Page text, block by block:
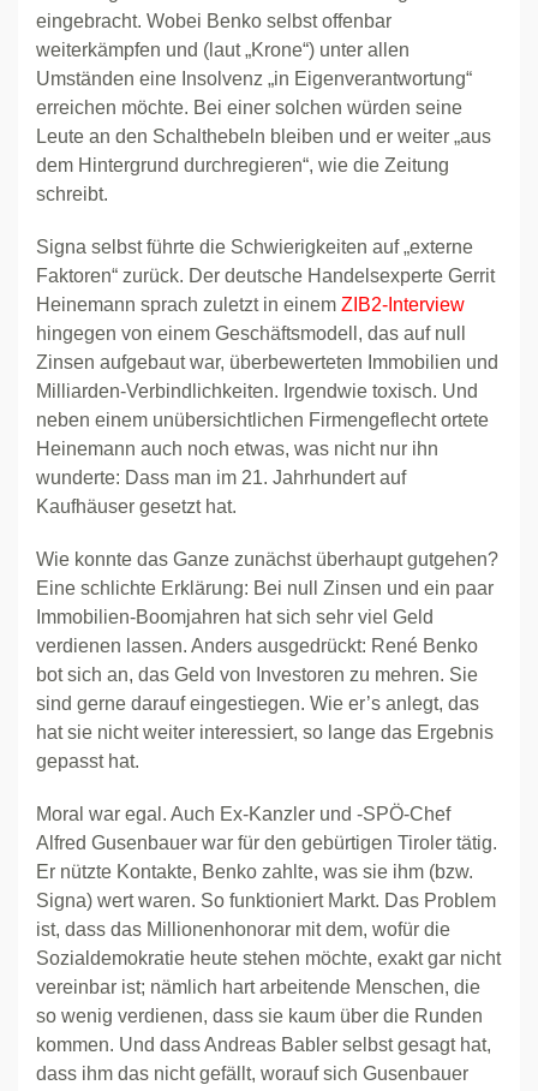
eingebracht. Wobei Benko selbst offenbar
weiterkämpfen und (laut „Krone“) unter allen
Umständen eine Insolvenz „in Eigenverantwortung“
erreichen möchte. Bei einer solchen würden seine
Leute an den Schalthebeln bleiben und er weiter „aus
dem Hintergrund durchregieren“, wie die Zeitung
schreibt.
Signa selbst führte die Schwierigkeiten auf „externe
Faktoren“ zurück. Der deutsche Handelsexperte Gerrit
Heinemann sprach zuletzt in einem ZIB2-Interview
hingegen von einem Geschäftsmodell, das auf null
Zinsen aufgebaut war, überbewerteten Immobilien und
Milliarden-Verbindlichkeiten. Irgendwie toxisch. Und
neben einem unübersichtlichen Firmengeflecht ortete
Heinemann auch noch etwas, was nicht nur ihn
wunderte: Dass man im 21. Jahrhundert auf
Kaufhäuser gesetzt hat.
Wie konnte das Ganze zunächst überhaupt gutgehen?
Eine schlichte Erklärung: Bei null Zinsen und ein paar
Immobilien-Boomjahren hat sich sehr viel Geld
verdienen lassen. Anders ausgedrückt: René Benko
bot sich an, das Geld von Investoren zu mehren. Sie
sind gerne darauf eingestiegen. Wie er’s anlegt, das
hat sie nicht weiter interessiert, so lange das Ergebnis
gepasst hat.
Moral war egal. Auch Ex-Kanzler und -SPÖ-Chef
Alfred Gusenbauer war für den gebürtigen Tiroler tätig.
Er nützte Kontakte, Benko zahlte, was sie ihm (bzw.
Signa) wert waren. So funktioniert Markt. Das Problem
ist, dass das Millionenhonorar mit dem, wofür die
Sozialdemokratie heute stehen möchte, exakt gar nicht
vereinbar ist; nämlich hart arbeitende Menschen, die
so wenig verdienen, dass sie kaum über die Runden
kommen. Und dass Andreas Babler selbst gesagt hat,
dass ihm das nicht gefällt, worauf sich Gusenbauer